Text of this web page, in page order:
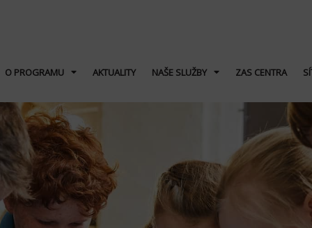
O PROGRAMU AKTUALITY NAŠE SLUŽBY ZAS CENTRA